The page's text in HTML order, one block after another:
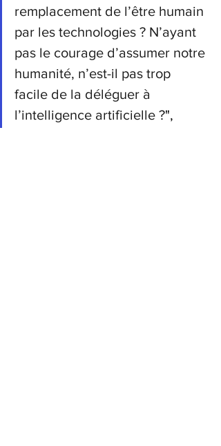
remplacement de l’être humain
par les technologies ? N’ayant
pas le courage d’assumer notre
humanité, n’est-il pas trop
facile de la déléguer à
l’intelligence artificielle ?",